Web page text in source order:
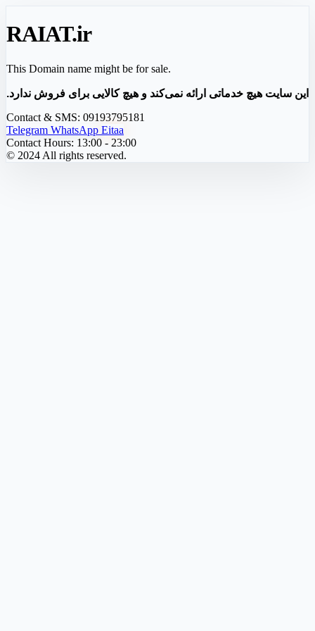
RAIAT.ir
This Domain name might be for sale.
این سایت هیچ خدماتی ارائه نمی‌کند و هیچ کالایی برای فروش ندارد.
Contact & SMS: 09193795181
Telegram WhatsApp Eitaa
Contact Hours: 13:00 - 23:00
© 2024 All rights reserved.